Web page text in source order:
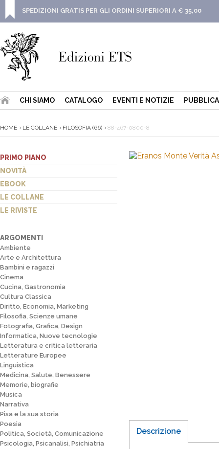
SPEDIZIONI GRATIS PER GLI ORDINI SUPERIORI A € 35,00
CHI SIAMO CATALOGO EVENTI E NOTIZIE
HOME LE COLLANE FILOSOFIA (66) 88-467-0800-8
PRIMO PIANO
NOVITÀ
EBOOK
LE COLLANE
LE RIVISTE
ARGOMENTI
Ambiente
Arte e Architettura
Bambini e ragazzi
Cinema
Cucina, Gastronomia
Cultura Classica
Diritto, Economia, Marketing
Filosofia, Scienze umane
Fotografia, Grafica, Design
Informatica, Nuove tecnologie
Letteratura e critica letteraria
Letterature Europee
Linguistica
Medicina, Salute, Benessere
Memorie, biografie
Musica
Narrativa
Pisa e la sua storia
Poesia
Politica, Società, Comunicazione
Psicologia, Psicanalisi, Psichiatria
Descrizione